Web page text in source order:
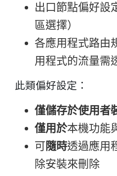
出口節點偏好設
區選擇）
各應用程式路由
用程式的流量需
此類偏好設定：
僅儲存於使用者
僅用於本機功能
可隨時透過應用
除安裝來刪除